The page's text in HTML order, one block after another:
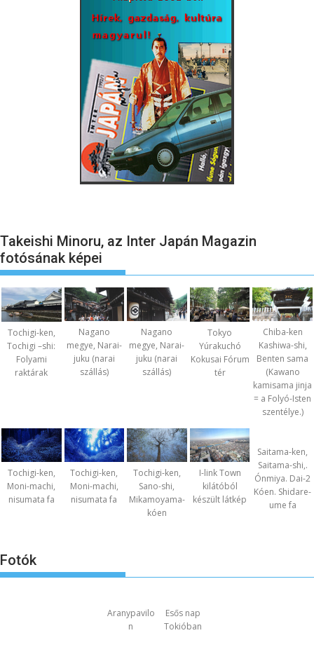
Takeishi Minoru, az Inter Japán Magazin
fotósának képei
Tochigi-ken,
Tochigi –shi:
Folyami
raktárak
Nagano
megye, Narai-
juku (narai
szállás)
Nagano
megye, Narai-
juku (narai
szállás)
Tokyo
Yúrakuchó
Kokusai Fórum
tér
Chiba-ken
Kashiwa-shi,
Benten sama
(Kawano
kamisama jinja
= a Folyó-Isten
szentélye.)
Tochigi-ken,
Moni-machi,
nisumata fa
Tochigi-ken,
Moni-machi,
nisumata fa
Tochigi-ken,
Sano-shi,
Mikamoyama-
kóen
I-link Town
kilátóból
készült látkép
Saitama-ken,
Saitama-shi,.
Ónmiya. Dai-2
Kóen. Shidare-
ume fa
Fotók
Aranypavilo
n
Esős nap
Tokióban